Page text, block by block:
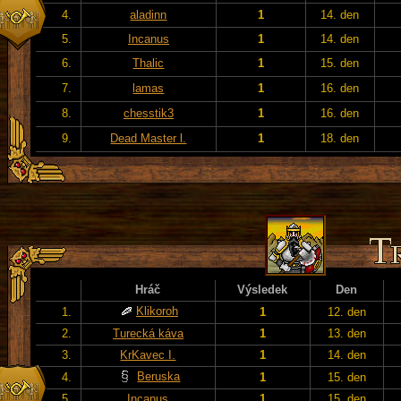
4. aladinn 1
14. den
5.
Incanus 1
14. den
6.
Thalic 1
15. den
7.
lamas 1
16. den
8.
chesstik3 1
16. den
9.
Dead Master l. 1 18. den
Hráč Výsledek
Den
1.
Klikoroh 1
12. den
2.
Turecká káva 1
13. den
3.
KrKavec I. 1
14. den
4.
Beruska 1
15. den